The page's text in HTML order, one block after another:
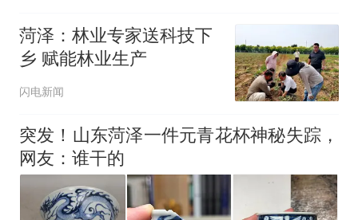
菏泽：林业专家送科技下
乡 赋能林业生产
闪电新闻
突发！山东菏泽一件元青花杯神秘失踪，
网友：谁干的